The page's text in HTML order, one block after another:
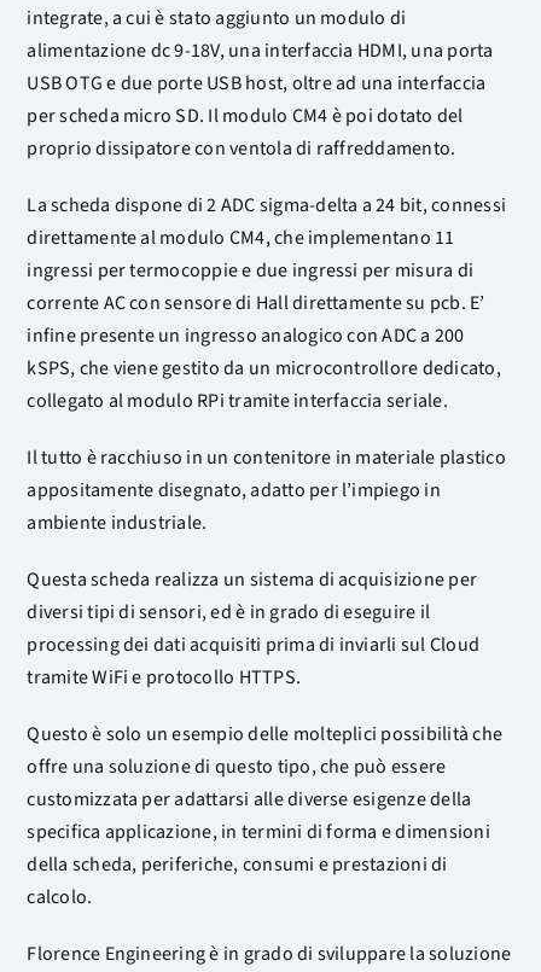
integrate, a cui è stato aggiunto un modulo di
alimentazione dc 9-18V, una interfaccia HDMI, una porta
USB OTG e due porte USB host, oltre ad una interfaccia
per scheda micro SD. Il modulo CM4 è poi dotato del
proprio dissipatore con ventola di raffreddamento.
La scheda dispone di 2 ADC sigma-delta a 24 bit, connessi
direttamente al modulo CM4, che implementano 11
ingressi per termocoppie e due ingressi per misura di
corrente AC con sensore di Hall direttamente su pcb. E’
infine presente un ingresso analogico con ADC a 200
kSPS, che viene gestito da un microcontrollore dedicato,
collegato al modulo RPi tramite interfaccia seriale.
Il tutto è racchiuso in un contenitore in materiale plastico
appositamente disegnato, adatto per l’impiego in
ambiente industriale.
Questa scheda realizza un sistema di acquisizione per
diversi tipi di sensori, ed è in grado di eseguire il
processing dei dati acquisiti prima di inviarli sul Cloud
tramite WiFi e protocollo HTTPS.
Questo è solo un esempio delle molteplici possibilità che
offre una soluzione di questo tipo, che può essere
customizzata per adattarsi alle diverse esigenze della
specifica applicazione, in termini di forma e dimensioni
della scheda, periferiche, consumi e prestazioni di
calcolo.
Florence Engineering è in grado di sviluppare la soluzione